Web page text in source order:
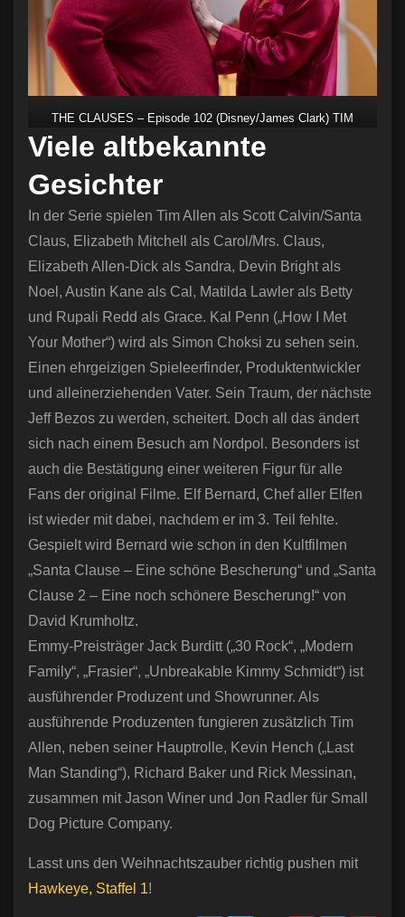
THE CLAUSES – Episode 102 (Disney/James Clark) TIM
ALLEN, ELIZABETH MITCHELL
Viele altbekannte
Gesichter
In der Serie spielen Tim Allen als Scott Calvin/Santa
Claus, Elizabeth Mitchell als Carol/Mrs. Claus,
Elizabeth Allen-Dick als Sandra, Devin Bright als
Noel, Austin Kane als Cal, Matilda Lawler als Betty
und Rupali Redd als Grace. Kal Penn („How I Met
Your Mother“) wird als Simon Choksi zu sehen sein.
Einen ehrgeizigen Spieleerfinder, Produktentwickler
und alleinerziehenden Vater. Sein Traum, der nächste
Jeff Bezos zu werden, scheitert. Doch all das ändert
sich nach einem Besuch am Nordpol. Besonders ist
auch die Bestätigung einer weiteren Figur für alle
Fans der original Filme. Elf Bernard, Chef aller Elfen
ist wieder mit dabei, nachdem er im 3. Teil fehlte.
Gespielt wird Bernard wie schon in den Kultfilmen
„Santa Clause – Eine schöne Bescherung“ und „Santa
Clause 2 – Eine noch schönere Bescherung!“ von
David Krumholtz.
Emmy-Preisträger Jack Burditt („30 Rock“, „Modern
Family“, „Frasier“, „Unbreakable Kimmy Schmidt“) ist
ausführender Produzent und Showrunner. Als
ausführende Produzenten fungieren zusätzlich Tim
Allen, neben seiner Hauptrolle, Kevin Hench („Last
Man Standing“), Richard Baker und Rick Messinan,
zusammen mit Jason Winer und Jon Radler für Small
Dog Picture Company.
Lasst uns den Weihnachtszauber richtig pushen mit
Hawkeye, Staffel 1!